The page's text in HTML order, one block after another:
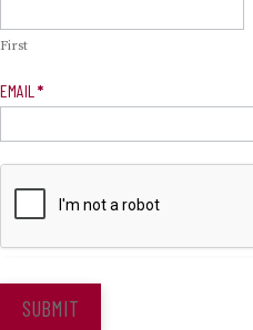
First
EMAIL *
SUBMIT